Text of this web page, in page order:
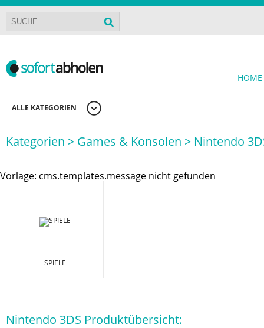
HOME
ALLE KATEGORIEN
Kategorien > Games & Konsolen > Nintendo
Vorlage: cms.templates.message nicht gefunden
SPIELE
Nintendo 3DS Produktübersicht: